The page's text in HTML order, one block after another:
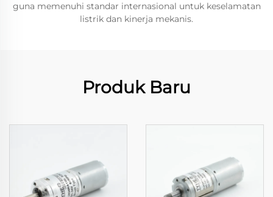
guna memenuhi standar internasional untuk keselamatan
listrik dan kinerja mekanis.
Produk Baru